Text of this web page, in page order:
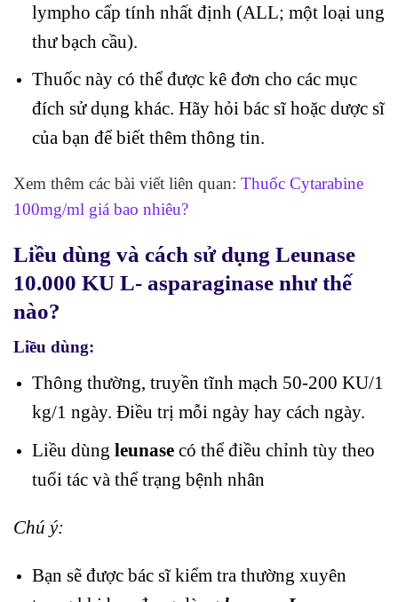
lympho cấp tính nhất định (ALL; một loại ung
thư bạch cầu).
Thuốc này có thể được kê đơn cho các mục
đích sử dụng khác. Hãy hỏi bác sĩ hoặc dược sĩ
của bạn để biết thêm thông tin.
Xem thêm các bài viết liên quan: Thuốc Cytarabine
100mg/ml giá bao nhiêu?
Liều dùng và cách sử dụng Leunase
10.000 KU L- asparaginase như thế
nào?
Liều dùng:
Thông thường, truyền tĩnh mạch 50-200 KU/1
kg/1 ngày. Điều trị mỗi ngày hay cách ngày.
Liều dùng leunasecó thể điều chỉnh tùy theo
tuổi tác và thể trạng bệnh nhân
Chú ý:
Bạn sẽ được bác sĩ kiểm tra thường xuyên